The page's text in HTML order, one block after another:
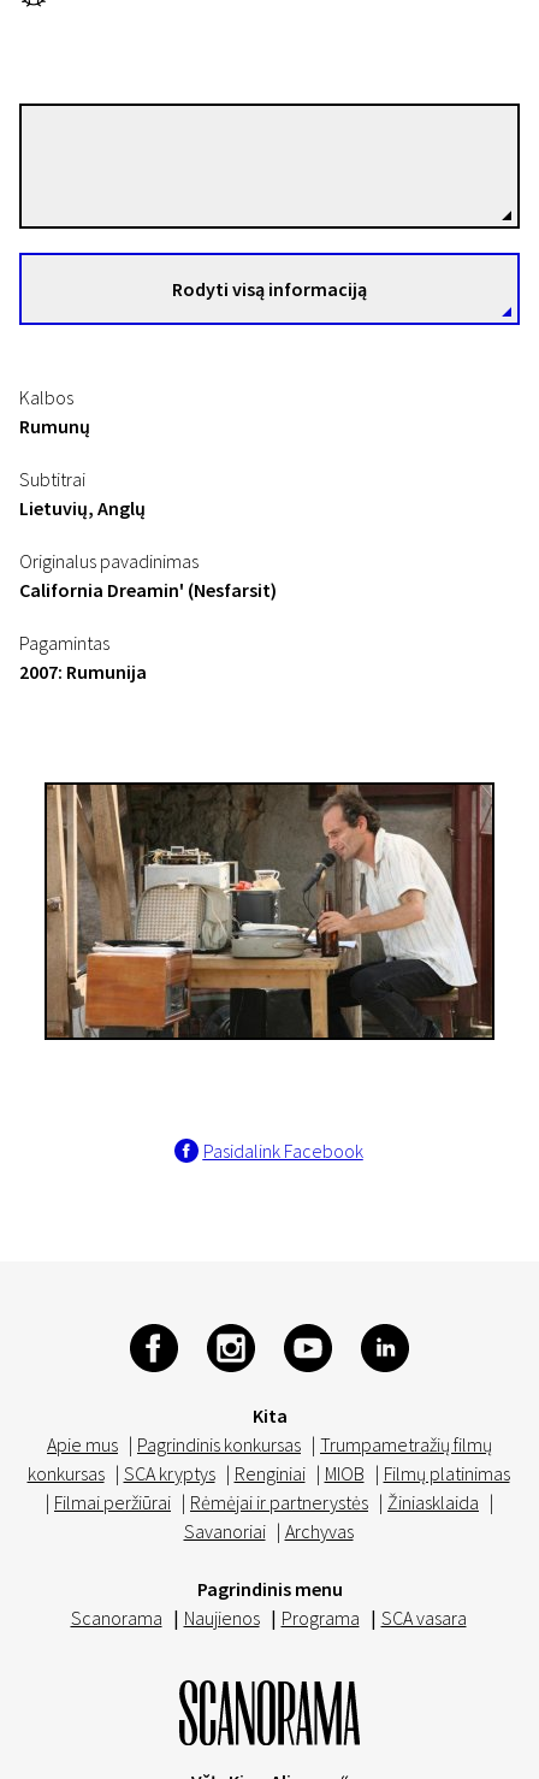
Rodyti visą informaciją
Kalbos
Rumunų
Subtitrai
Lietuvių, Anglų
Originalus pavadinimas
California Dreamin' (Nesfarsit)
Pagamintas
2007: Rumunija
Pasidalink Facebook
Kita
Apie mus | Pagrindinis konkursas | Trumpametražių filmų
konkursas | SCA kryptys | Renginiai | MIOB | Filmų platinimas
| Filmai peržiūrai | Rėmėjai ir partnerystės | Žiniasklaida |
Savanoriai | Archyvas
Pagrindinis menu
Scanorama | Naujienos | Programa | SCA vasara